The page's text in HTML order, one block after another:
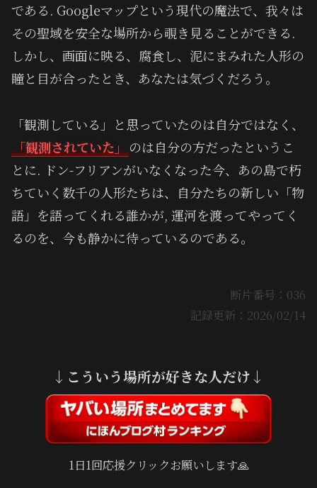
である. Googleマップという現代の魔法で、我々は
その聖域を安全な場所から覗き見ることができる.
しかし、画面に映る、腐食し、泥にまみれた人形の
瞳と目が合ったとき、あなたは気づくだろう。
「観測している」と思っていたのは自分ではなく、
「観測されていた」
のは自分の方だったというこ
とに. ドン-フリアンがいなくなった今、あの島で朽
ちていく数千の人形たちは、自分たちの新しい「物
語」を語ってくれる誰かが, 運河を渡ってやってく
るのを、今も静かに待っているのである。
断片番号：036
記録更新：2026/02/14
↓こういう場所が好きな人だけ↓
1日1回応援クリックお願いします🙏